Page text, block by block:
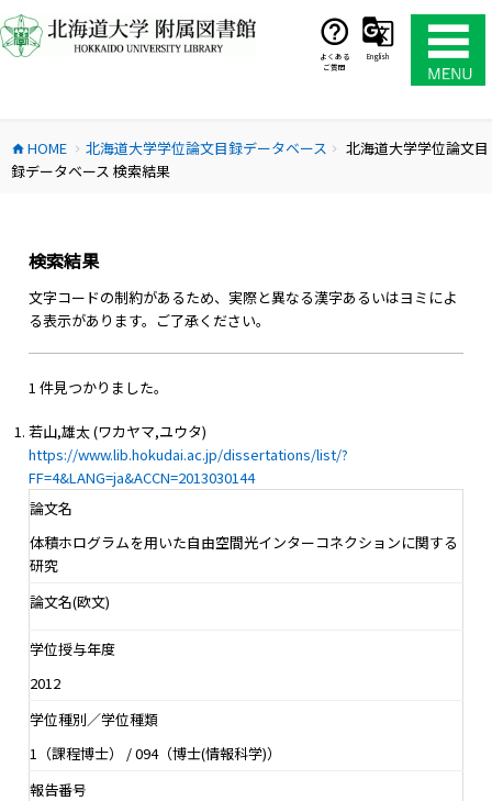
ン
テ
ス
キ
よくある
ご質問
English
home HOME chevron_right 北海道大学学位論文目録データベース chevron_right
北海道大学学位論文目
録データベース 検索結果
検索結果
文字コードの制約があるため、実際と異なる漢字あるいはヨミによ
る表示があります。ご了承ください。
1 件見つかりました。
若山,雄太 (ワカヤマ,ユウタ)
https://www.lib.hokudai.ac.jp/dissertations/list/?
FF=4&LANG=ja&ACCN=2013030144
論文名
体積ホログラムを用いた自由空間光インターコネクションに関する
研究
論文名(欧文)
学位授与年度
2012
学位種別／学位種類
1（課程博士） / 094（博士(情報科学)）
報告番号